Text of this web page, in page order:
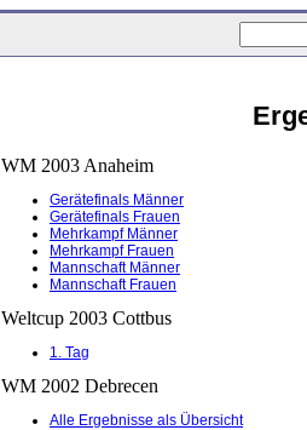
WM 2003 Anaheim
Gerätefinals Männer
Gerätefinals Frauen
Mehrkampf Männer
Mehrkampf Frauen
Mannschaft Männer
Mannschaft Frauen
Weltcup 2003 Cottbus
1. Tag
WM 2002 Debrecen
Alle Ergebnisse als Übersicht